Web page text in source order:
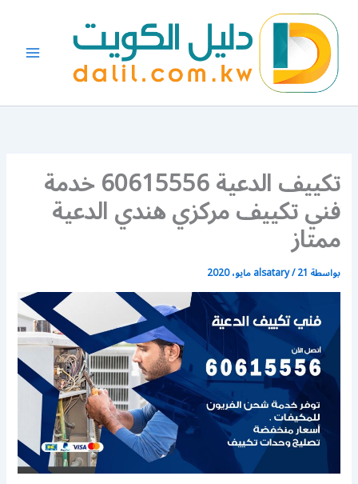
المحتوى
تكييف الدعية 60615556 خدمة
فني تكييف مركزي هندي الدعية
ممتاز
بواسطة alsatary/21 مايو، 2020